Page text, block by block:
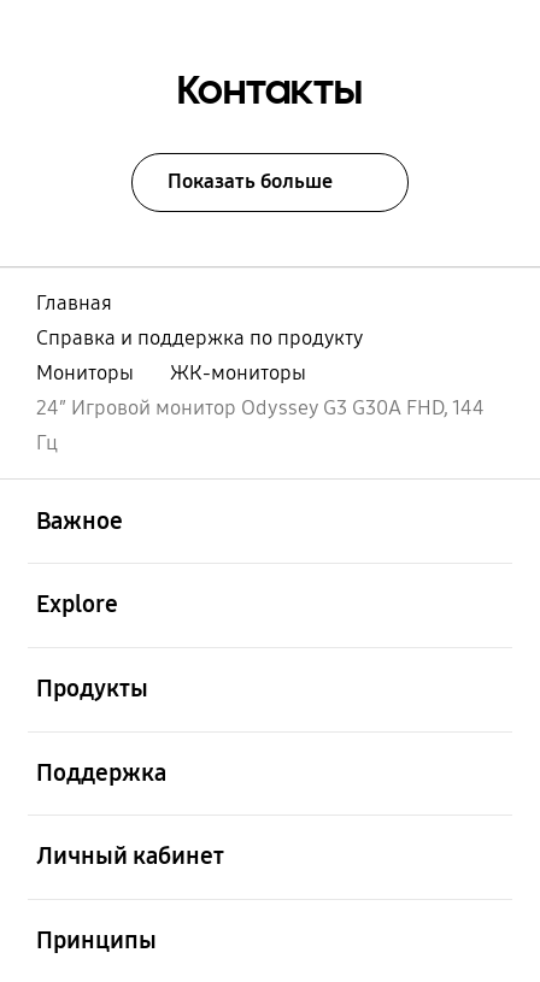
Контакты
Показать больше
Главная
Справка и поддержка по продукту
Мониторы
ЖК-мониторы
24″ Игровой монитор Odyssey G3 G30A FHD, 144
Гц
Важное
Explore
Продукты
Поддержка
Личный кабинет
Принципы